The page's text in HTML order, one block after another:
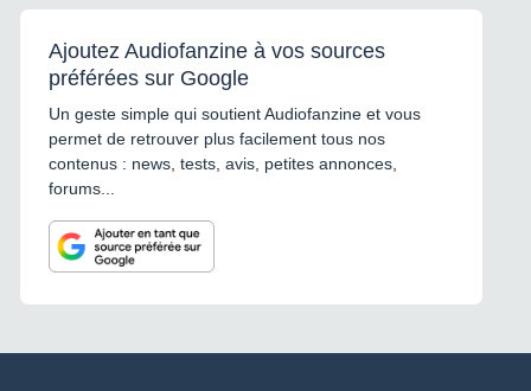
Ajoutez Audiofanzine à vos sources
préférées sur Google
Un geste simple qui soutient Audiofanzine et vous
permet de retrouver plus facilement tous nos
contenus : news, tests, avis, petites annonces,
forums...